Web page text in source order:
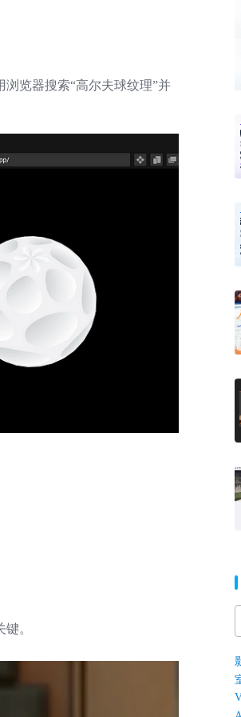
浏览器搜索“高尔夫球纹理”并
。